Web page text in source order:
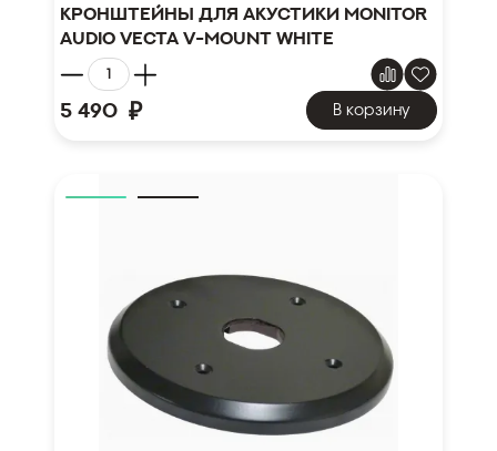
Кронштейны для акустики Monitor
Audio Vecta V-Mount White
5 490 ₽ В корзину